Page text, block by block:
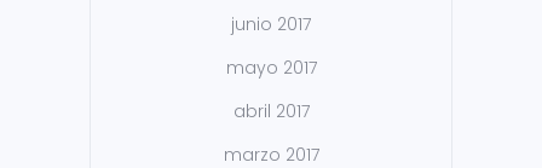
junio 2017
mayo 2017
abril 2017
marzo 2017